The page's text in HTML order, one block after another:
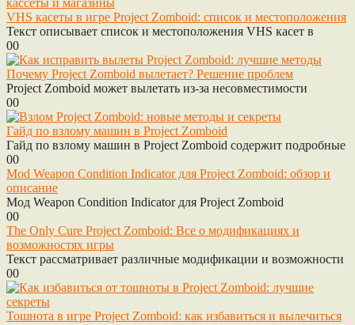
VHS касеты в игре Project Zomboid: список и местоположения
Текст описывает список и местоположения VHS касет в
00
Почему Project Zomboid вылетает? Решение проблем
Project Zomboid может вылетать из-за несовместимости
00
Гайд по взлому машин в Project Zomboid
Гайд по взлому машин в Project Zomboid содержит подробные
00
Mod Weapon Condition Indicator для Project Zomboid: обзор и
описание
Мод Weapon Condition Indicator для Project Zomboid
00
The Only Cure Project Zomboid: Все о модификациях и
возможностях игры
Текст рассматривает различные модификации и возможности
00
Тошнота в игре Project Zomboid: как избавиться и вылечиться